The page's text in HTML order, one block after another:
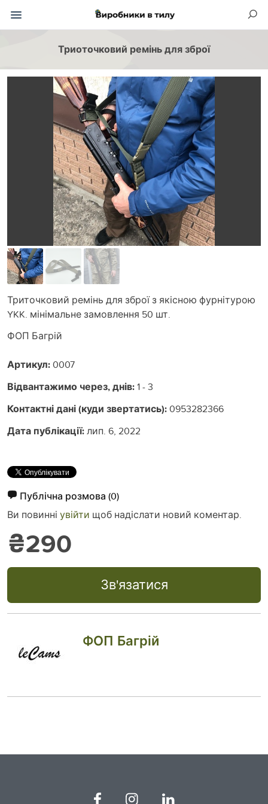
Триоточковий ремінь для зброї
Триточковий ремінь для зброї з якісною фурнітурою
YKK. мінімальне замовлення 50 шт.
ФОП Багрій
Артикул:0007
Відвантажимо через, днів:1 - 3
Контактні дані (куди звертатись):0953282366
Дата публікації:лип. 6, 2022
Публічна розмова (0)
Ви повинні увійти щоб надіслати новий коментар.
₴290
Зв'язатися
ФОП Багрій